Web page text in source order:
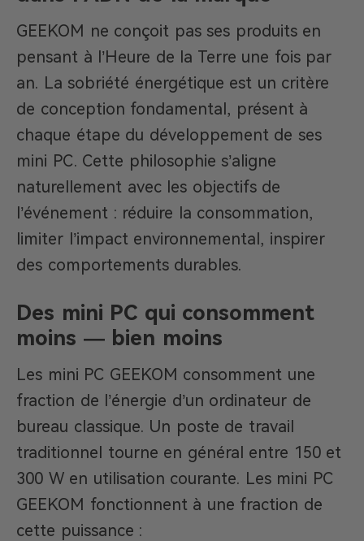
GEEKOM ne conçoit pas ses produits en
pensant à l’Heure de la Terre une fois par
an. La sobriété énergétique est un critère
de conception fondamental, présent à
chaque étape du développement de ses
mini PC. Cette philosophie s’aligne
naturellement avec les objectifs de
l’événement : réduire la consommation,
limiter l’impact environnemental, inspirer
des comportements durables.
Des mini PC qui consomment
moins — bien moins
Les mini PC GEEKOM consomment une
fraction de l’énergie d’un ordinateur de
bureau classique. Un poste de travail
traditionnel tourne en général entre 150 et
300 W en utilisation courante. Les mini PC
GEEKOM fonctionnent à une fraction de
cette puissance :